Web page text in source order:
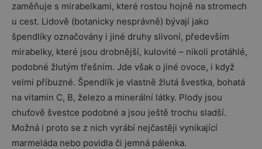
zaměňuje s mirabelkami, které rostou hojně na stromech
u cest. Lidově (botanicky nesprávně) bývají jako
špendlíky označovány i jiné druhy slivoní, především
mirabelky, které jsou drobnější, kulovité – nikoli protáhlé,
podobné žlutým třešním. Jde však o jiné ovoce, i když
velmi příbuzné. Špendlík je vlastně žlutá švestka, bohatá
na vitamin C, B, železo a minerální látky. Plody jsou
chuťově švestce podobné a jsou ještě trochu sladší.
Možná i proto se z nich vyrábí nejčastěji vynikající
marmeláda nebo povidla či jemná pálenka.